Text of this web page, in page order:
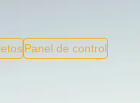
Panel de control